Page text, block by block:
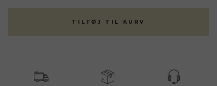
TILFØJ TIL KURV